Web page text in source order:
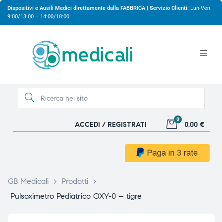
Dispositivi e Ausili Medici direttamente dalla FABBRICA | Servizio Clienti: Lun-Ven
9:00/13:00 – 14:00/18:00
ACCEDI / REGISTRATI
0
0,00 €
GB Medicali > Prodotti
>
Pulsoximetro Pediatrico OXY-0 – tigre